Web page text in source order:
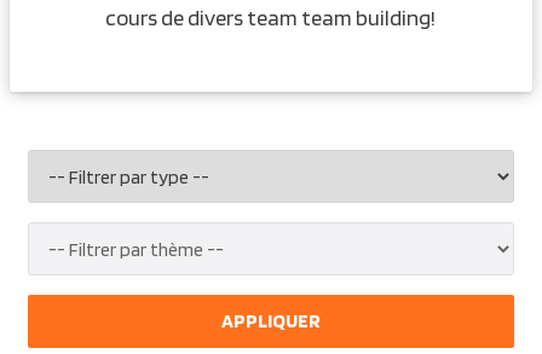
cours de divers team team building!
APPLIQUER